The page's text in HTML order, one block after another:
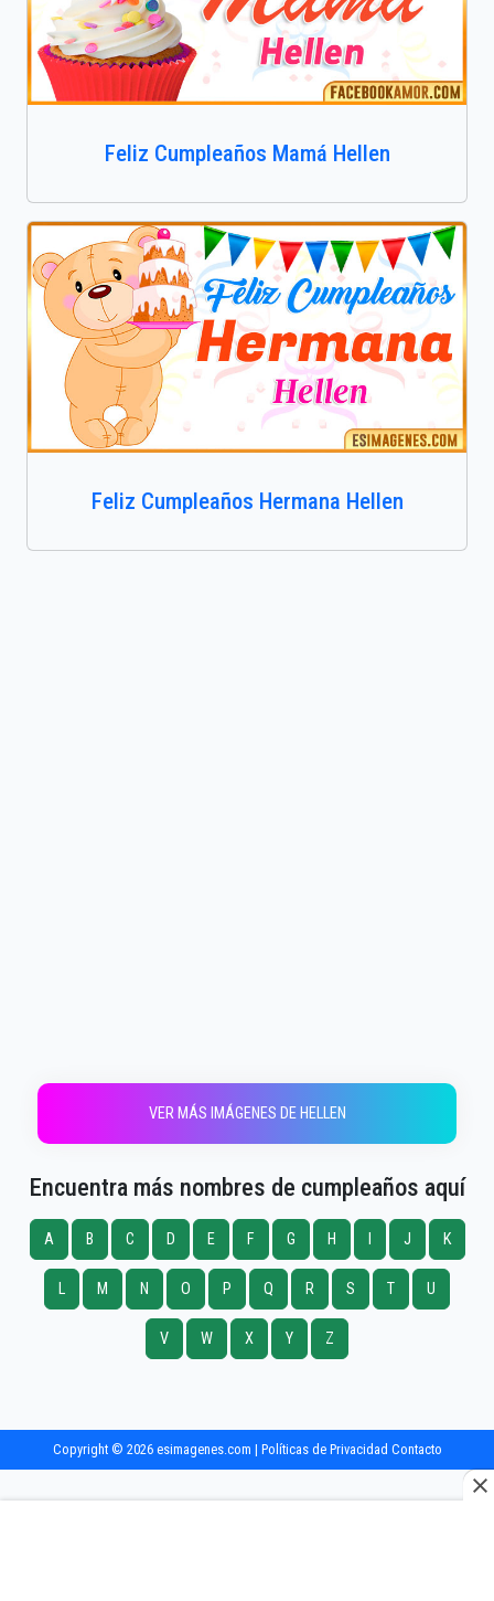
Feliz Cumpleaños Mamá Hellen
Feliz Cumpleaños Hermana Hellen
VER MÁS IMÁGENES DE HELLEN
Encuentra más nombres de cumpleaños aquí
A B C D E F G H I J K
L M N O P Q R S T U
V W X Y Z
Copyright © 2026 esimagenes.com | Políticas de Privacidad Contacto